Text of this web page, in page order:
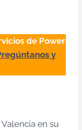
de Power
y
en su